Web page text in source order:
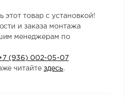
этот товар с установкой!
и заказа монтажа
менеджерам по
(936) 002-05-07
читайтездесь.